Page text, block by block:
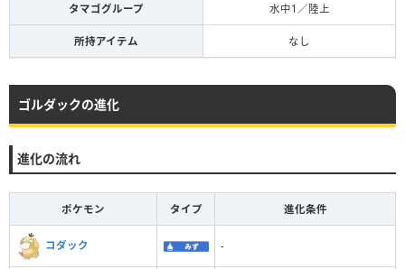
タマゴグループ 水中1／陸上
所持アイテム なし
ゴルダックの進化
進化の流れ
ポケモン タイプ 進化条件
コダック -